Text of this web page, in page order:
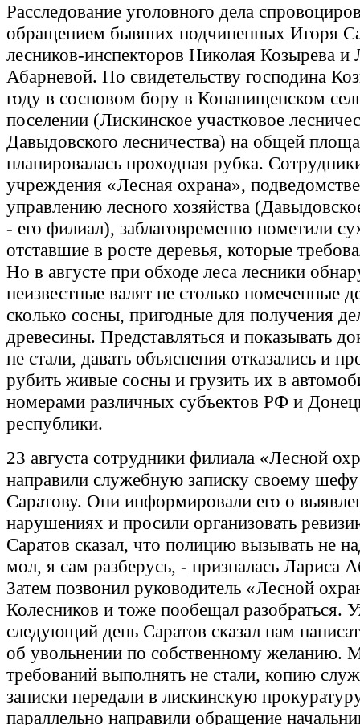
Расследование уголовного дела
обращением бывших подчиненных Игоря
лесников-инспекторов Николая Козырева и
Абарневой. По свидетельству господина
году в сосновом бору в Копанищенском
поселении (Лискинское участковое
Давыдовского лесничества) на общей
планировалась проходная рубка.
учреждения «Лесная охрана»,
управлению лесного хозяйства
- его филиал), заблаговременно пометили
отставшие в росте деревья, которые
Но в августе при обходе леса лесники
неизвестные валят не столько помеченные
сколько сосны, пригодные для получения
древесины. Представляться и показывать
не стали, давать объяснения отказались и
рубить живые сосны и грузить их в
номерами различных субъектов РФ и
республики.
23 августа сотрудники филиала «Лесной
направили служебную записку своему
Саратову. Они информировали его о
нарушениях и просили организовать
Саратов сказал, что полицию вызывать не
мол, я сам разберусь, - призналась Лариса
Затем позвонил руководитель «Лесной
Колесников и тоже пообещал разобраться.
следующий день Саратов сказал нам
об увольнении по собственному желанию.
требований выполнять не стали, копию
записки передали в лискинскую
параллельно направили обращение